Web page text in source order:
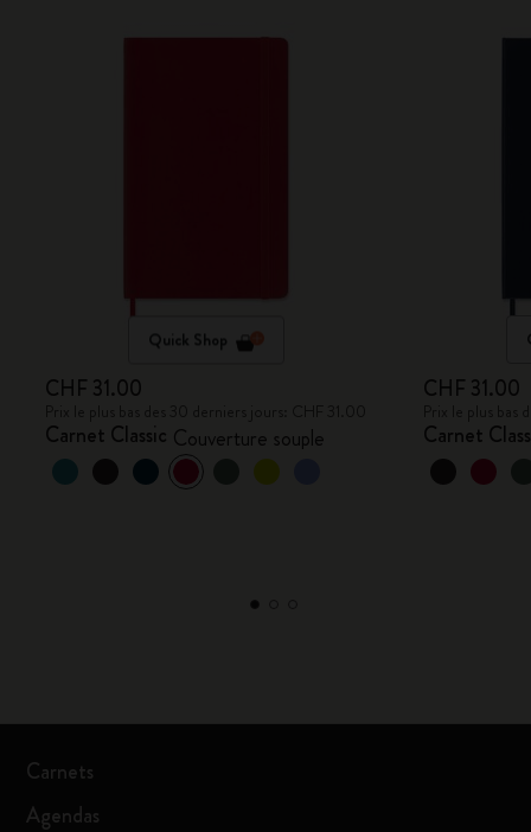
Quick Shop
CHF 31.00
Carnet Classic Couverture souple
CHF 31.00
Carnet
Carnets
Agendas